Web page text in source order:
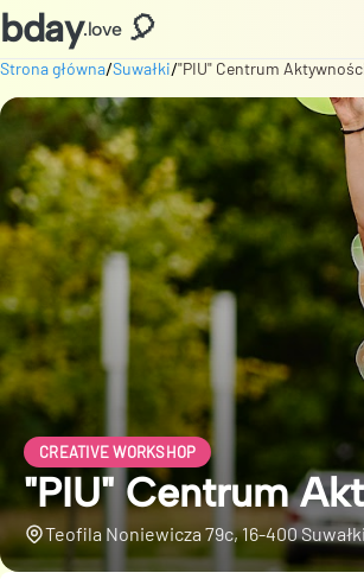
bday.love 🎈
Strona główna/Suwałki/"PIU" Centrum
CREATIVE WORKSHOP
"PIU" Centrum
Teofila Noniewicza 79c, 16-400